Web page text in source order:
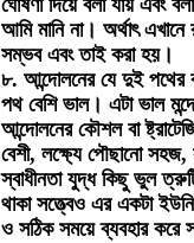
ঘোষণা দিয়ে বলা যায় এবং
আমি মানি না। অর্থাৎ
সম্ভব এবং তাই করা হয়।
৮. আন্দোলনের যে দুই পথের
পথ বেশি ভাল। এটা ভাল
আন্দোলনের কৌশল বা
বেশী, লক্ষ্যে পৌছানো
স্বাধীনতা যুদ্ধ কিছু ভুল
থাকা সত্ত্বেও এর একটা
ও সঠিক সময়ে ব্যবহার করে